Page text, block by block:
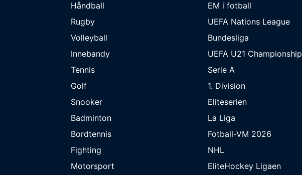
Håndball
Rugby
Volleyball
Innebandy
Tennis
Golf
Snooker
Badminton
Bordtennis
Fighting
Motorsport
EM i fotball
UEFA Nations League
Bundesliga
UEFA U21 Championship
Serie A
1. Division
Eliteserien
La Liga
Fotball-VM 2026
NHL
EliteHockey Ligaen